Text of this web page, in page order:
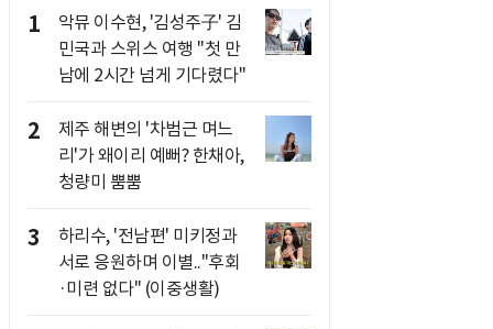
1
악뮤 이수현, '김성주子' 김
민국과 스위스 여행 "첫 만
남에 2시간 넘게 기다렸다"
2
제주 해변의 '차범근 며느
리'가 왜이리 예뻐? 한채아,
청량미 뿜뿜
3
하리수, '전남편' 미키정과
서로 응원하며 이별.."후회
·미련 없다" (이중생활)